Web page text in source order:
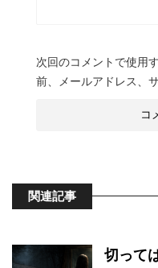
次回のコメントで使用
前、メールアドレス、
関連記事
切って